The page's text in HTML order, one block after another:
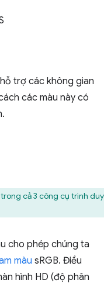
trợ các không gian
các màu này có
cả 3 công cụ trình
cho phép chúng ta
màu sRGB. Điều
hình HD (độ phân